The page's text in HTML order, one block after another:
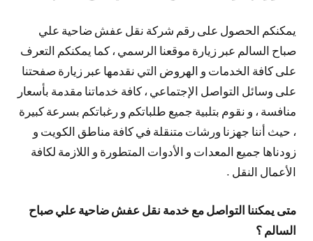
يمكنكم الحصول على رقم شركة نقل عفش ضاحية علي
صباح السالم عبر زيارة موقعنا الرسمي ، كما يمكنكم التعرف
على كافة الخدمات و الهروض التي نقدمها عبر زيارة صفحتنا
على وسائل التواصل الإجتماعي ، كافة خدماتنا مقدمة بأسعار
منافسة ، و نقوم بتلبية جميع طلباتكم و رغباتكم بسرعة كبيرة
، حيث أننا جهزنا ورشات متنقلة في كافة مناطق الكويت و
زودناها جميع المعدات و الأدوات المتطورة و اللازمة لكافة
الأعمال النقل .
متى يمكننا التواصل مع خدمة نقل عفش ضاحية علي صباح
السالم ؟